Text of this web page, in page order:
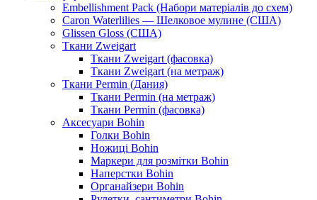
Embellishment Pack (Набори матеріалів до схем)
Caron Waterlilies — Шелковое мулине (США)
Glissen Gloss (США)
Ткани Zweigart
Ткани Zweigart (фасовка)
Ткани Zweigart (на метраж)
Ткани Permin (Дания)
Ткани Permin (на метраж)
Ткани Permin (фасовка)
Аксесуари Bohin
Голки Bohin
Ножиці Bohin
Маркери для розмітки Bohin
Наперстки Bohin
Органайзери Bohin